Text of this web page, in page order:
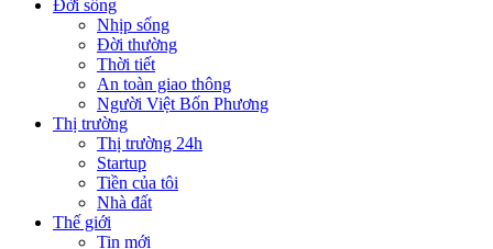
Đời sống
Nhịp sống
Đời thường
Thời tiết
An toàn giao thông
Người Việt Bốn Phương
Thị trường
Thị trường 24h
Startup
Tiền của tôi
Nhà đất
Thế giới
Tin mới